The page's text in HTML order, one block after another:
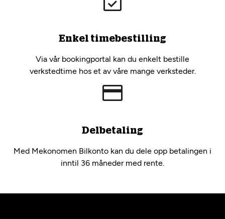
Enkel timebestilling
Via vår bookingportal kan du enkelt bestille
verkstedtime hos et av våre mange verksteder.
Delbetaling
Med Mekonomen Bilkonto kan du dele opp betalingen i
inntil 36 måneder med rente.